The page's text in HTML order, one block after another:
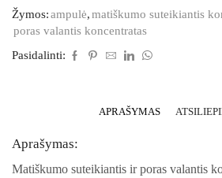
Žymos:ampulė,matiškumo suteikiantis
poras valantis koncentratas
Pasidalinti:
APRAŠYMAS
Aprašymas:
Matiškumo suteikiantis ir poras valantis